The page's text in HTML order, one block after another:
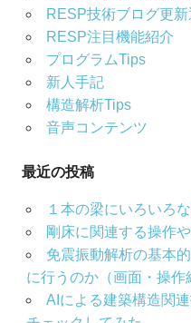
RESP技術ブログ更
RESP注目機能紹介
プログラムTips
新人手記
構造解析Tips
音声コンテンツ
最近の投稿
１本の梁にいろいろ
剛床に関連する操作
免震振動解析の基本
に行うのか（画面・操作
AIによる建築構造関